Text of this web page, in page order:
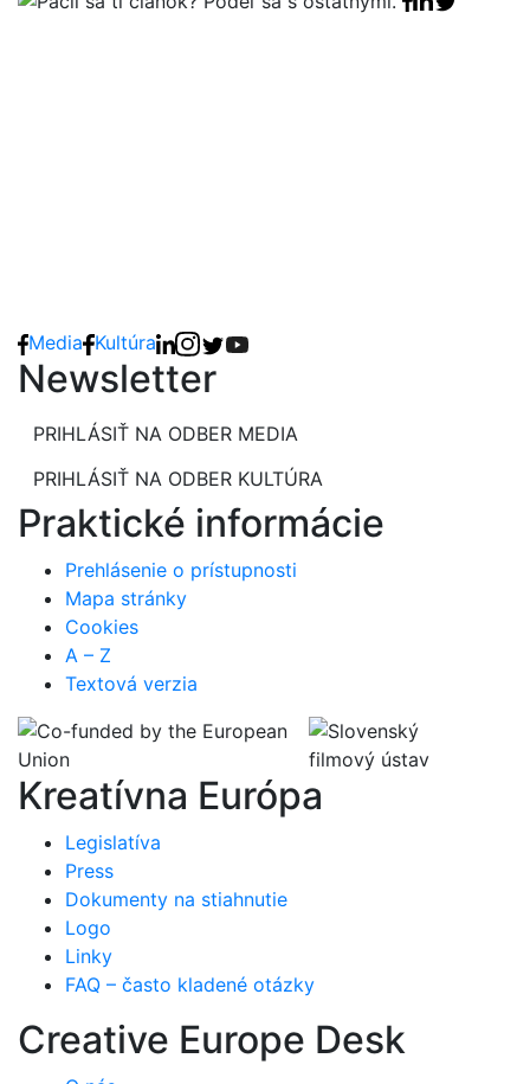
Media Kultúra
Newsletter
PRIHLÁSIŤ NA ODBER MEDIA
PRIHLÁSIŤ NA ODBER KULTÚRA
Praktické informácie
Prehlásenie o prístupnosti
Mapa stránky
Cookies
A – Z
Textová verzia
Kreatívna Európa
Legislatíva
Press
Dokumenty na stiahnutie
Logo
Linky
FAQ – často kladené otázky
Creative Europe Desk